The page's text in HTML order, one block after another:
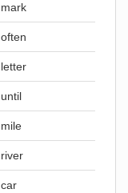
mark
often
letter
until
mile
river
car